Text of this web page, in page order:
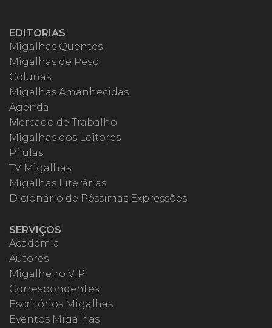
EDITORIAS
Migalhas Quentes
Migalhas de Peso
Colunas
Migalhas Amanhecidas
Agenda
Mercado de Trabalho
Migalhas dos Leitores
Pílulas
TV Migalhas
Migalhas Literárias
Dicionário de Péssimas Expressões
SERVIÇOS
Academia
Autores
Migalheiro VIP
Correspondentes
Escritórios Migalhas
Eventos Migalhas